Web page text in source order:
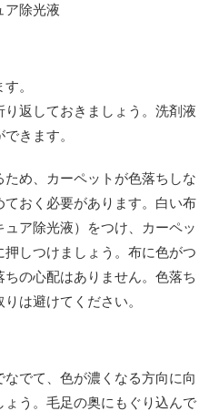
ア除光液
。
返しておきましょう。洗剤液
きます。
め、カーペットが色落ちしな
おく必要があります。白い布
ア除光液）をつけ、カーペッ
押しつけましょう。布に色がつ
の心配はありません。色落ち
は避けてください。
でて、色が濃くなる方向に向
う。毛足の奥にもぐり込んで